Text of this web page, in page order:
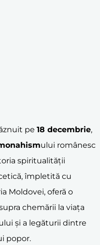
pe 18 decembrie,
ului românesc
spiritualității
împletită cu
Moldovei, oferă o
chemării la viața
și a legăturii dintre
popor.